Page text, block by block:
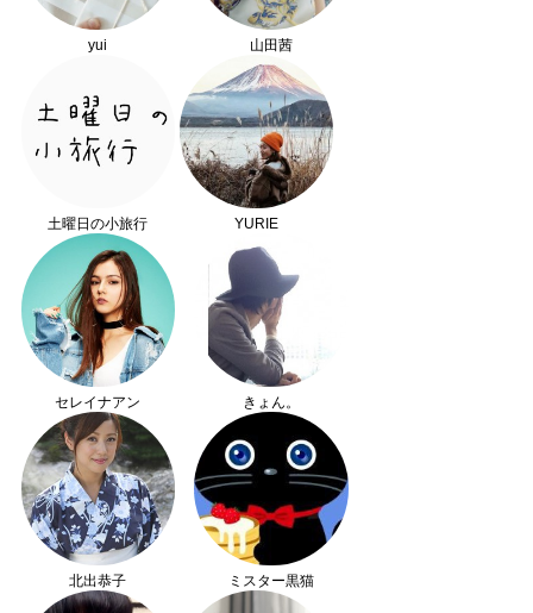
yui 山田茜
土曜日の小旅行 YURIE
セレイナアン きょん。
北出恭子 ミスター黒猫